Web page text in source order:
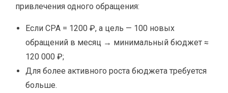
привлечения одного обращения:
Если CPA = 1200 ₽, а цель — 100 новых
обращений в месяц → минимальный бюджет ≈
120 000 ₽;
Для более активного роста бюджета требуется
больше.